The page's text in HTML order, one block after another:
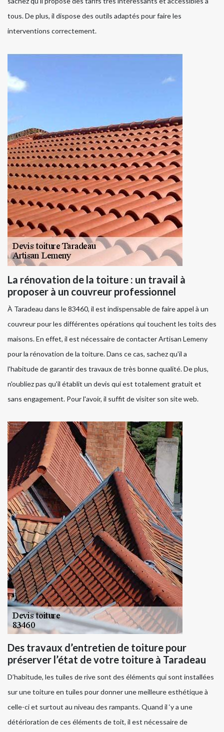
tous. De plus, il dispose des outils adaptés pour faire les
interventions correctement.
La rénovation de la toiture : un travail à
proposer à un couvreur professionnel
À Taradeau dans le 83460, il est indispensable de faire appel à un
couvreur pour les différentes opérations qui touchent les toits des
maisons. En effet, il est nécessaire de contacter Artisan Lemeny
pour la rénovation de la toiture. Dans ce cas, sachez qu'il a
l'habitude de garantir des travaux de très bonne qualité. De plus,
n'oubliez pas qu'il établit un devis qui est totalement gratuit et
sans engagement. Pour l'avoir, il suffit de visiter son site web.
Des travaux d’entretien de toiture pour
préserver l’état de votre toiture à Taradeau
D’habitude, les tuiles de rive sont des éléments qui sont installées
sur une toiture en tuiles pour donner une meilleure esthétique à
celle-ci et surtout au niveau des rampants. Quand il ‘y a une
détérioration de ces éléments de toit, il est nécessaire de